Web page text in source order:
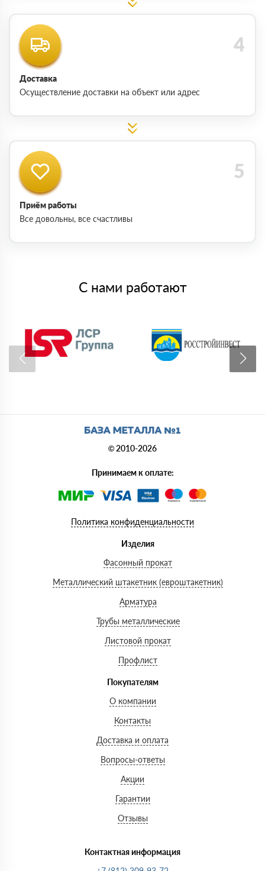
Доставка
Осуществление доставки на объект или адрес
Приём работы
Все довольны, все счастливы
С нами работают
© 2010-2026
Принимаем к оплате:
Политика конфиденциальности
Изделия
Фасонный прокат
Металлический штакетник (евроштакетник)
Арматура
Трубы металлические
Листовой прокат
Профлист
Покупателям
О компании
Контакты
Доставка и оплата
Вопросы-ответы
Акции
Гарантии
Отзывы
Контактная информация